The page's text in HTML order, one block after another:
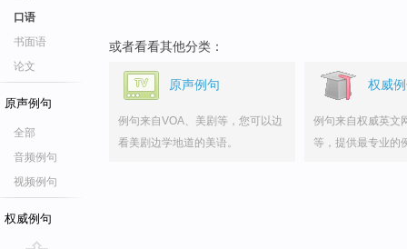
口语
书面语
论文
原声例句
全部
音频例句
视频例句
权威例句
或者看看其他分类：
原声例句
例句来自VOA、美剧等，您可以边
看美剧边学地道的美语。
权威
例句来自权威英文
等，提供最专业的